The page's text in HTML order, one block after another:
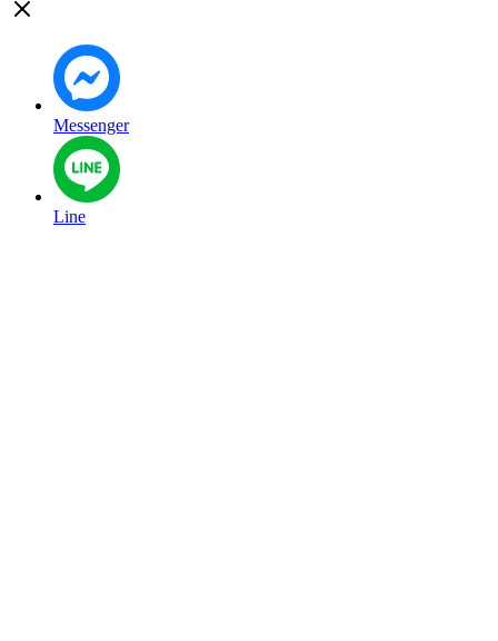
Messenger
Line